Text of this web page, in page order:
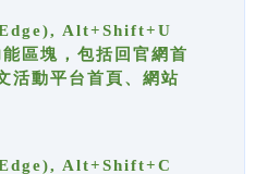
Alt+Shift+U
區塊，包括回官網首
活動平台首頁、網站
Alt+Shift+C